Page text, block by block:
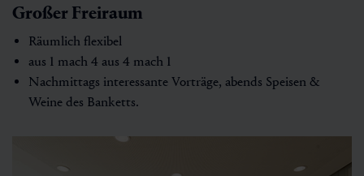
Großer Freiraum
Räumlich flexibel
aus 1 mach 4 aus 4 mach 1
Nachmittags interessante Vorträge, abends Speisen &
Weine des Banketts.